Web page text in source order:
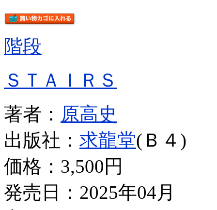
階段
ＳＴＡＩＲＳ
著者： 原高史
出版社： 求龍堂(Ｂ４)
価格： 3,500円
発売日：2025年04月